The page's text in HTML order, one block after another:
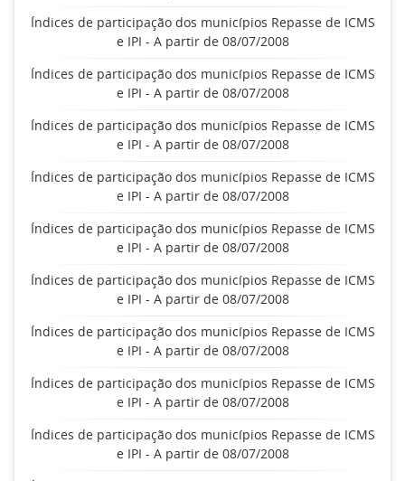
Índices de participação dos municípios Repasse de ICMS
e IPI - A partir de 08/07/2008
Índices de participação dos municípios Repasse de ICMS
e IPI - A partir de 08/07/2008
Índices de participação dos municípios Repasse de ICMS
e IPI - A partir de 08/07/2008
Índices de participação dos municípios Repasse de ICMS
e IPI - A partir de 08/07/2008
Índices de participação dos municípios Repasse de ICMS
e IPI - A partir de 08/07/2008
Índices de participação dos municípios Repasse de ICMS
e IPI - A partir de 08/07/2008
Índices de participação dos municípios Repasse de ICMS
e IPI - A partir de 08/07/2008
Índices de participação dos municípios Repasse de ICMS
e IPI - A partir de 08/07/2008
Índices de participação dos municípios Repasse de ICMS
e IPI - A partir de 08/07/2008